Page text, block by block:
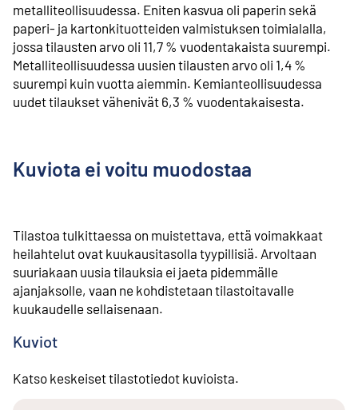
metalliteollisuudessa. Eniten kasvua oli paperin sekä
paperi- ja kartonkituotteiden valmistuksen toimialalla,
jossa tilausten arvo oli 11,7 % vuodentakaista suurempi.
Metalliteollisuudessa uusien tilausten arvo oli 1,4 %
suurempi kuin vuotta aiemmin. Kemianteollisuudessa
uudet tilaukset vähenivät 6,3 % vuodentakaisesta.
Kuviota ei voitu muodostaa
Tilastoa tulkittaessa on muistettava, että voimakkaat
heilahtelut ovat kuukausitasolla tyypillisiä. Arvoltaan
suuriakaan uusia tilauksia ei jaeta pidemmälle
ajanjaksolle, vaan ne kohdistetaan tilastoitavalle
kuukaudelle sellaisenaan.
Kuviot
Katso keskeiset tilastotiedot kuvioista.